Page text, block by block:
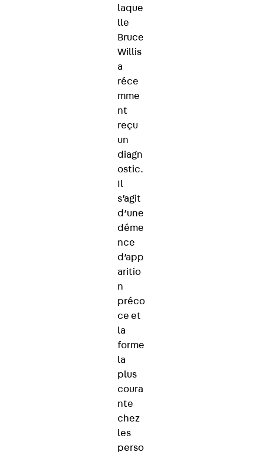
laque
lle
Bruce
Willis
a
réce
mme
nt
reçu
un
diagn
ostic.
Il
s’agit
d’une
déme
nce
d’app
aritio
n
préco
ce et
la
forme
la
plus
coura
nte
chez
les
perso